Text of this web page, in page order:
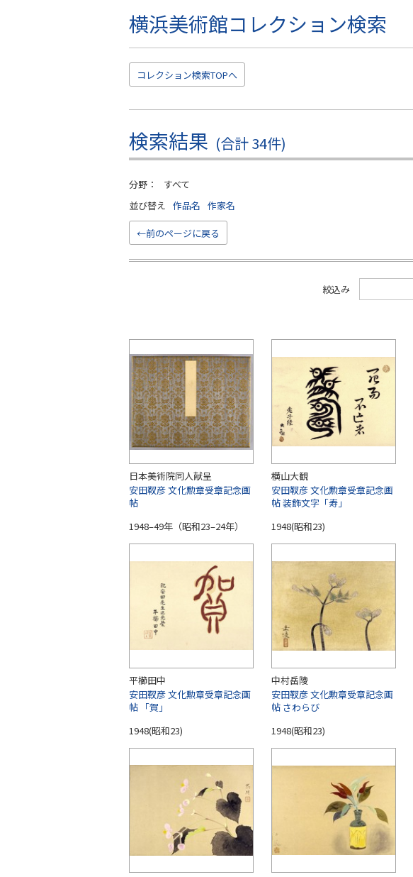
横浜美術館コレクション検索
コレクション検索TOPへ
検索結果 (合計 34件)
分野：
すべて
並び替え 作品名 作家名
←前のページに戻る
絞込み
日本美術院同人献呈
安田靫彦 文化勲章受章記念画
帖
1948–49年（昭和23–24年）
横山大観
安田靫彦 文化勲章受章記念画
帖 装飾文字「寿」
1948(昭和23)
平櫛田中
安田靫彦 文化勲章受章記念画
帖 「賀」
1948(昭和23)
中村岳陵
安田靫彦 文化勲章受章記念画
帖 さわらび
1948(昭和23)